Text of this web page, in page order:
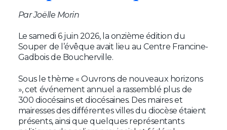
Par Joëlle Morin
Le samedi 6 juin 2026, la onzième édition du
Souper de l’évêque avait lieu au Centre Francine-
Gadbois de Boucherville.
Sous le thème « Ouvrons de nouveaux horizons
», cet événement annuel a rassemblé plus de
300 diocésains et diocésaines. Des maires et
mairesses des différentes villes du diocèse étaient
présents, ainsi que quelques représentants